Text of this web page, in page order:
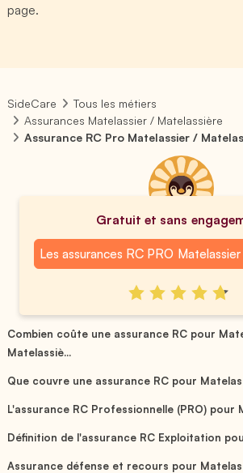
page.
SideCare
Tous les métiers
Assurances Matelassier / Matelassière
Assurance RC Pro Matelassier /
Gratuit et sans
Les assurances RC PRO
Combien coûte une assurance RC pour
Matelassiè...
Que couvre une assurance RC pour
L'assurance RC Professionnelle (PRO) pour
Définition de l'assurance RC Exploitation
Assurance défense et recours pour